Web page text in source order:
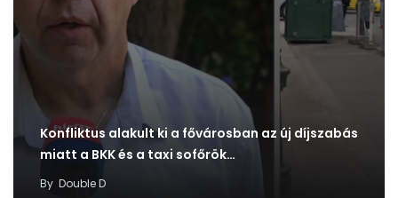
Konfliktus alakult ki a fővárosban az új díjszabás
miatt a BKK és a taxi sofőrök…
By Double D